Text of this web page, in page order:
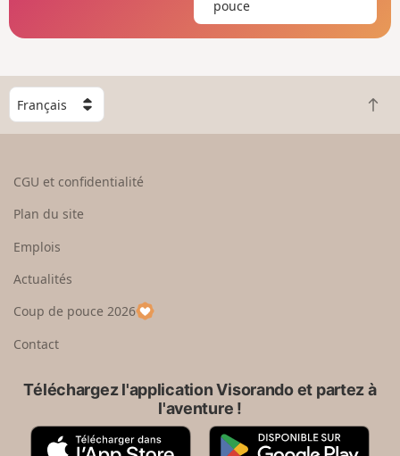
pouce
C
h
o
e
u
p
a
R
e
CGU et confidentialité
Plan du site
Emplois
Actualités
Coup de pouce 2026
Contact
Téléchargez l'application Visorando et partez à
l'aventure !
A
G